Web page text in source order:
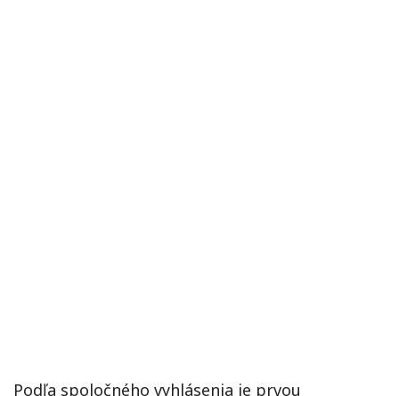
Podľa spoločného vyhlásenia je prvou